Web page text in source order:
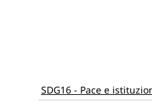
SDG16 - Pace e